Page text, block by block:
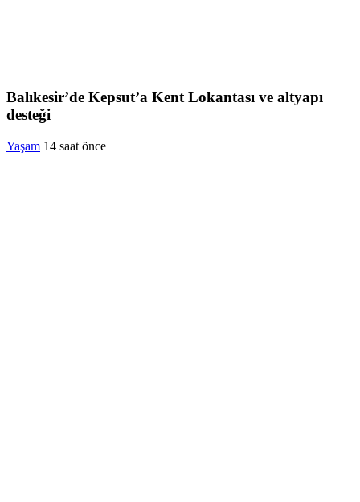
Balıkesir’de Kepsut’a Kent Lokantası ve altyapı
desteği
Yaşam 14 saat önce